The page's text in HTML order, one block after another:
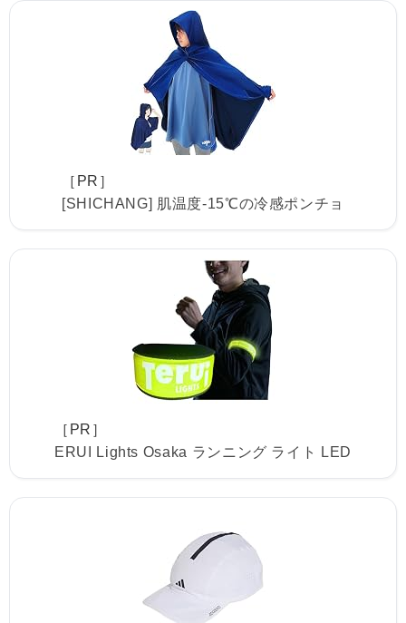
［PR］
[SHICHANG] 肌温度-15℃の冷感ポンチョ
［PR］
ERUI Lights Osaka ランニング ライト LED